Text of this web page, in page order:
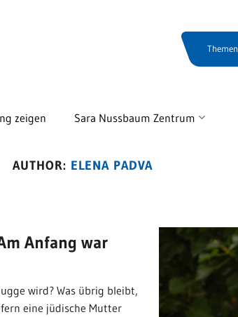
Themen
zeigen Sara Nussbaum Zentrum
AUTHOR: ELENA PADVA
Anfang war
wird? Was übrig bleibt,
eine jüdische Mutter